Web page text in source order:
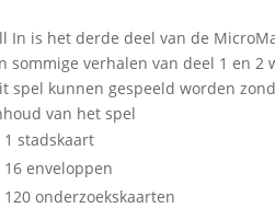
In is het derde deel van de
sommige verhalen van deel 1 en
spel kunnen gespeeld worden
van het spel
1 stadskaart
16 enveloppen
120 onderzoekskaarten